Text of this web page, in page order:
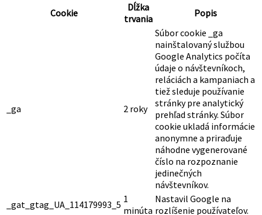
Cookie
Dĺžka
trvania
Popis
_ga 2 roky
Súbor cookie _ga
nainštalovaný službou
Google Analytics počíta
údaje o návštevníkoch,
reláciách a kampaniach a
tiež sleduje používanie
stránky pre analytický
prehľad stránky. Súbor
cookie ukladá informácie
anonymne a priraďuje
náhodne vygenerované
číslo na rozpoznanie
jedinečných
návštevníkov.
_gat_gtag_UA_114179993_5 1
minúta
Nastavil Google na
rozlíšenie používateľov.